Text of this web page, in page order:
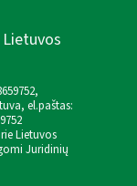
el.paštas:
Lietuvos
Juridinių